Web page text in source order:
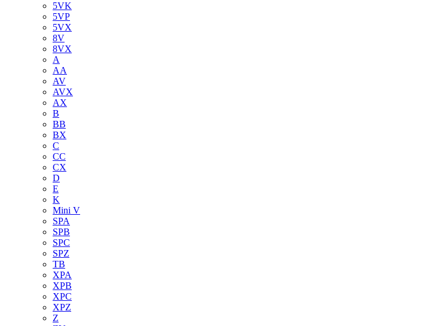
5VK
5VP
5VX
8V
8VX
A
AA
AV
AVX
AX
B
BB
BX
C
CC
CX
D
E
K
Mini V
SPA
SPB
SPC
SPZ
TB
XPA
XPB
XPC
XPZ
Z